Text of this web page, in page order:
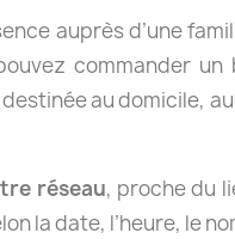
auprès d’une
commander
au domicile,
réseau, proche du
la date, l’heure, le